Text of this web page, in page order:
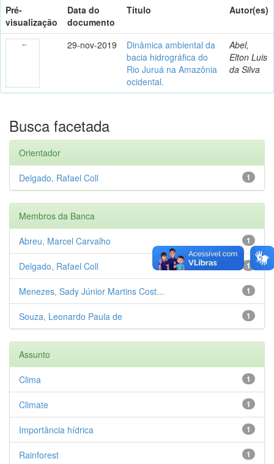
Pré-
visualização
Data do
documento
Título Autor(es)
29-nov-2019
Dinâmica ambiental da
bacia hidrográfica do
Rio Juruá na Amazônia
ocidental.
Abel,
Elton Luis
da Silva
Busca facetada
Orientador
1
Delgado, Rafael Coll
Membros da Banca
1
Abreu, Marcel Carvalho
1
Delgado, Rafael Coll
1
Menezes, Sady Júnior Martins Cost...
1
Souza, Leonardo Paula de
Assunto
1
Clima
1
Climate
1
Importância hídrica
1
Rainforest